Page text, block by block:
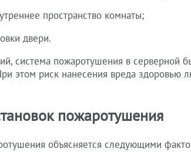
пространство комнаты;
двери.
система пожаротушения в серверной
этом риск нанесения вреда здоровью
пожаротушения
объясняется следующими